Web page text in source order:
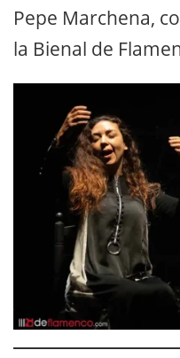
Pepe Marchena,
la Bienal de